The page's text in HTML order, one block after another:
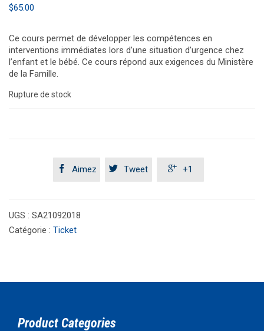
$65.00
Ce cours permet de développer les compétences en
interventions immédiates lors d’une situation d’urgence chez
l’enfant et le bébé. Ce cours répond aux exigences du Ministère
de la Famille.
Rupture de stock
 Aimez  Tweet  +1
UGS : SA21092018
Catégorie : Ticket
Product Categories